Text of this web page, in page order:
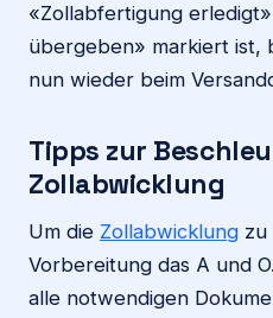
«Zollabfertigung
übergeben» markiert ist,
nun wieder beim
Tipps zur
Zollabwicklung
Um die Zollabwicklung zu
Vorbereitung das A und
alle notwendigen